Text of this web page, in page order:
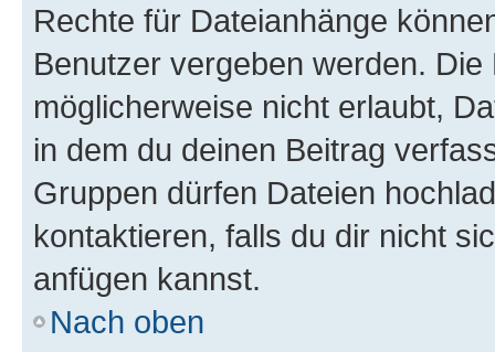
Rechte für Dateianhänge
Benutzer vergeben werden.
möglicherweise nicht erlaubt,
in dem du deinen Beitrag
Gruppen dürfen Dateien
kontaktieren, falls du dir nicht
anfügen kannst.
Nach oben